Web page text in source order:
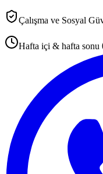
Çalışma ve Sosyal
Hafta içi & hafta sonu